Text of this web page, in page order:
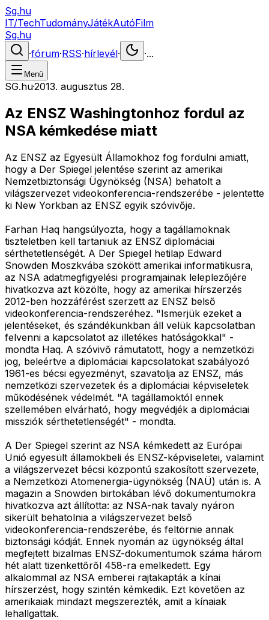
Sg.hu
IT/TechTudományJátékAutóFilm
Sg.hu
·fórum·RSS·hírlevél· ·...
Menü
SG.hu·2013. augusztus 28.
Az ENSZ Washingtonhoz fordul az
NSA kémkedése miatt
Az ENSZ az Egyesült Államokhoz fog fordulni amiatt,
hogy a Der Spiegel jelentése szerint az amerikai
Nemzetbiztonsági Ügynökség (NSA) behatolt a
világszervezet videokonferencia-rendszerébe - jelentette
ki New Yorkban az ENSZ egyik szóvivője.
Farhan Haq hangsúlyozta, hogy a tagállamoknak
tiszteletben kell tartaniuk az ENSZ diplomáciai
sérthetetlenségét. A Der Spiegel hetilap Edward
Snowden Moszkvába szökött amerikai informatikusra,
az NSA adatmegfigyelési programjainak leleplezőjére
hivatkozva azt közölte, hogy az amerikai hírszerzés
2012-ben hozzáférést szerzett az ENSZ belső
videokonferencia-rendszeréhez. "Ismerjük ezeket a
jelentéseket, és szándékunkban áll velük kapcsolatban
felvenni a kapcsolatot az illetékes hatóságokkal" -
mondta Haq. A szóvivő rámutatott, hogy a nemzetközi
jog, beleértve a diplomáciai kapcsolatokat szabályozó
1961-es bécsi egyezményt, szavatolja az ENSZ, más
nemzetközi szervezetek és a diplomáciai képviseletek
működésének védelmét. "A tagállamoktól ennek
szellemében elvárható, hogy megvédjék a diplomáciai
missziók sérthetetlenségét" - mondta.
A Der Spiegel szerint az NSA kémkedett az Európai
Unió egyesült államokbeli és ENSZ-képviseletei, valamint
a világszervezet bécsi központú szakosított szervezete,
a Nemzetközi Atomenergia-ügynökség (NAÜ) után is. A
magazin a Snowden birtokában lévő dokumentumokra
hivatkozva azt állította: az NSA-nak tavaly nyáron
sikerült behatolnia a világszervezet belső
videokonferencia-rendszerébe, és feltörnie annak
biztonsági kódját. Ennek nyomán az ügynökség által
megfejtett bizalmas ENSZ-dokumentumok száma három
hét alatt tizenkettőről 458-ra emelkedett. Egy
alkalommal az NSA emberei rajtakapták a kínai
hírszerzést, hogy szintén kémkedik. Ezt követően az
amerikaiak mindazt megszerezték, amit a kínaiak
lehallgattak.